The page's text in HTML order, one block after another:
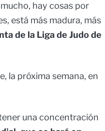
hay cosas por
está más madura, más
de la Liga de Judo de
la próxima semana, en
una concentración